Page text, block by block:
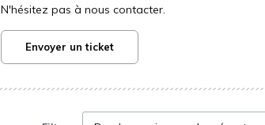
N'hésitez pas à nous contacter.
Envoyer un ticket